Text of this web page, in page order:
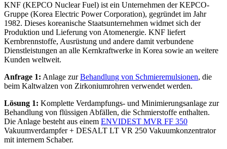
KNF (KEPCO Nuclear Fuel) ist ein Unternehmen der KEPCO-
Gruppe (Korea Electric Power Corporation), gegründet im Jahr
1982. Dieses koreanische Staatsunternehmen widmet sich der
Produktion und Lieferung von Atomenergie. KNF liefert
Kernbrennstoffe, Ausrüstung und andere damit verbundene
Dienstleistungen an alle Kernkraftwerke in Korea sowie an weitere
Kunden weltweit.
Anfrage 1: Anlage zurBehandlung von Schmieremulsionen, die
beim Kaltwalzen von Zirkoniumrohren verwendet werden.
Lösung 1: Komplette Verdampfungs- und Minimierungsanlage zur
Behandlung von flüssigen Abfällen, die Schmierstoffe enthalten.
Die Anlage besteht aus einem ENVIDEST MVR FF 350
Vakuumverdampfer + DESALT LT VR 250 Vakuumkonzentrator
mit internem Schaber.